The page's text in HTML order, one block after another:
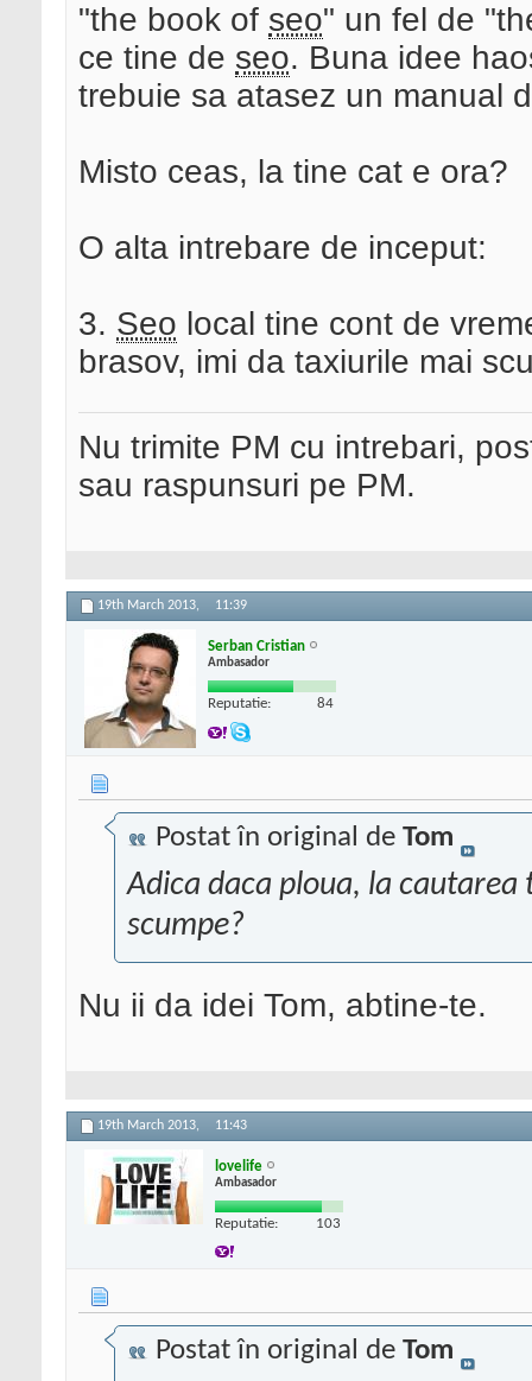
"the book of seo" un fel de
ce tine de seo. Buna idee
trebuie sa atasez un manual
Misto ceas, la tine cat e ora?
O alta intrebare de inceput:
3. Seo local tine cont de
brasov, imi da taxiurile mai
Nu trimite PM cu intrebari,
sau raspunsuri pe PM.
19th March 2013, 11:39
Serban Cristian
Ambasador
Reputatie: 84
Postat în original de Tom
Adica daca ploua, la
scumpe?
Nu ii da idei Tom, abtine-te.
19th March 2013, 11:43
lovelife
Ambasador
Reputatie: 103
Postat în original de Tom